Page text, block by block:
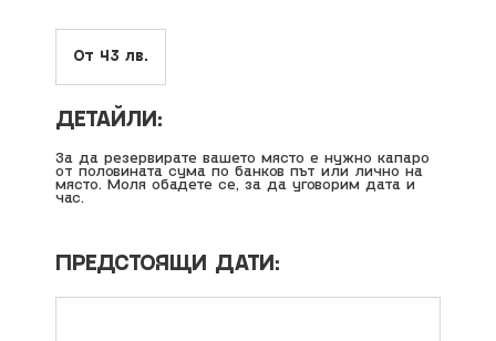
български
От 43 лв.
ДЕТАЙЛИ:
За да резервирате вашето място е нужно капаро
от половината сума по банков път или лично на
място. Моля обадете се, за да уговорим дата и
час.
ПРЕДСТОЯЩИ ДАТИ: